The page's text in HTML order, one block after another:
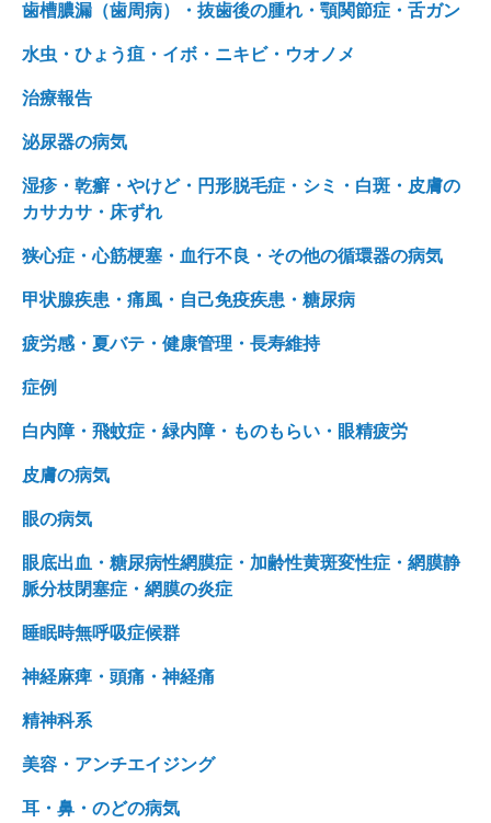
歯槽膿漏（歯周病）・抜歯後の腫れ・顎関節症・舌ガン
水虫・ひょう疽・イボ・ニキビ・ウオノメ
治療報告
泌尿器の病気
湿疹・乾癬・やけど・円形脱毛症・シミ・白斑・皮膚の
カサカサ・床ずれ
狭心症・心筋梗塞・血行不良・その他の循環器の病気
甲状腺疾患・痛風・自己免疫疾患・糖尿病
疲労感・夏バテ・健康管理・長寿維持
症例
白内障・飛蚊症・緑内障・ものもらい・眼精疲労
皮膚の病気
眼の病気
眼底出血・糖尿病性網膜症・加齢性黄斑変性症・網膜静
脈分枝閉塞症・網膜の炎症
睡眠時無呼吸症候群
神経麻痺・頭痛・神経痛
精神科系
美容・アンチエイジング
耳・鼻・のどの病気